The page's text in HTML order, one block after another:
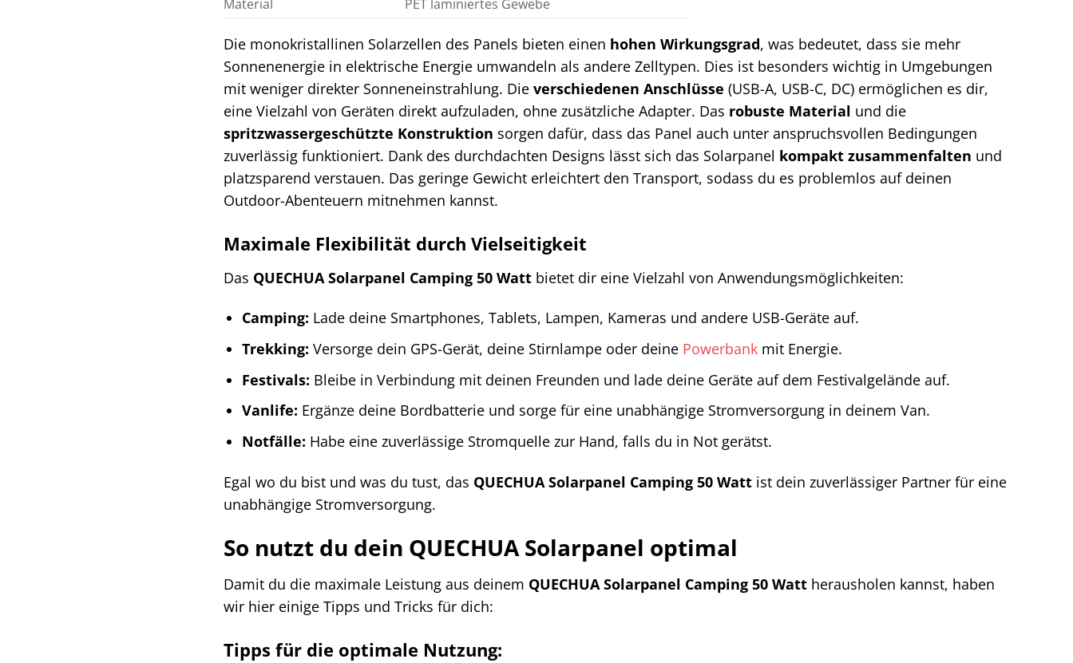
Material
PET laminiertes Gewebe
Die monokristallinen Solarzellen des Panels bieten einen hohen Wirkungsgrad, was bedeutet, dass sie mehr
Sonnenenergie in elektrische Energie umwandeln als andere Zelltypen. Dies ist besonders wichtig in Umgebungen
mit weniger direkter Sonneneinstrahlung. Dieverschiedenen Anschlüsse (USB-A, USB-C, DC) ermöglichen es dir,
eine Vielzahl von Geräten direkt aufzuladen, ohne zusätzliche Adapter. Das robuste Material und die
spritzwassergeschützte Konstruktion sorgen dafür, dass das Panel auch unter anspruchsvollen Bedingungen
zuverlässig funktioniert. Dank des durchdachten Designs lässt sich das Solarpanel kompakt zusammenfalten und
platzsparend verstauen. Das geringe Gewicht erleichtert den Transport, sodass du es problemlos auf deinen
Outdoor-Abenteuern mitnehmen kannst.
Maximale Flexibilität durch Vielseitigkeit
Das QUECHUA Solarpanel Camping 50 Watt bietet dir eine Vielzahl von Anwendungsmöglichkeiten:
Camping: Lade deine Smartphones, Tablets, Lampen, Kameras und andere USB-Geräte auf.
Trekking: Versorge dein GPS-Gerät, deine Stirnlampe oder deine Powerbank mit Energie.
Festivals: Bleibe in Verbindung mit deinen Freunden und lade deine Geräte auf dem Festivalgelände auf.
Vanlife: Ergänze deine Bordbatterie und sorge für eine unabhängige Stromversorgung in deinem Van.
Notfälle: Habe eine zuverlässige Stromquelle zur Hand, falls du in Not gerätst.
Egal wo du bist und was du tust, das QUECHUA Solarpanel Camping 50 Watt ist dein zuverlässiger Partner für eine
unabhängige Stromversorgung.
So nutzt du dein QUECHUA Solarpanel optimal
Damit du die maximale Leistung aus deinem QUECHUA Solarpanel Camping 50 Watt herausholen kannst, haben
wir hier einige Tipps und Tricks für dich:
Tipps für die optimale Nutzung: